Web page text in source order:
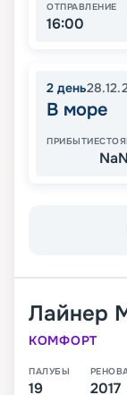
ОТПРАВЛЕНИЕ
16:00
2 день
В море
ПРИБЫТИЕ
Лайнер
КОМФОРТ
ПАЛУБЫ
19 2017